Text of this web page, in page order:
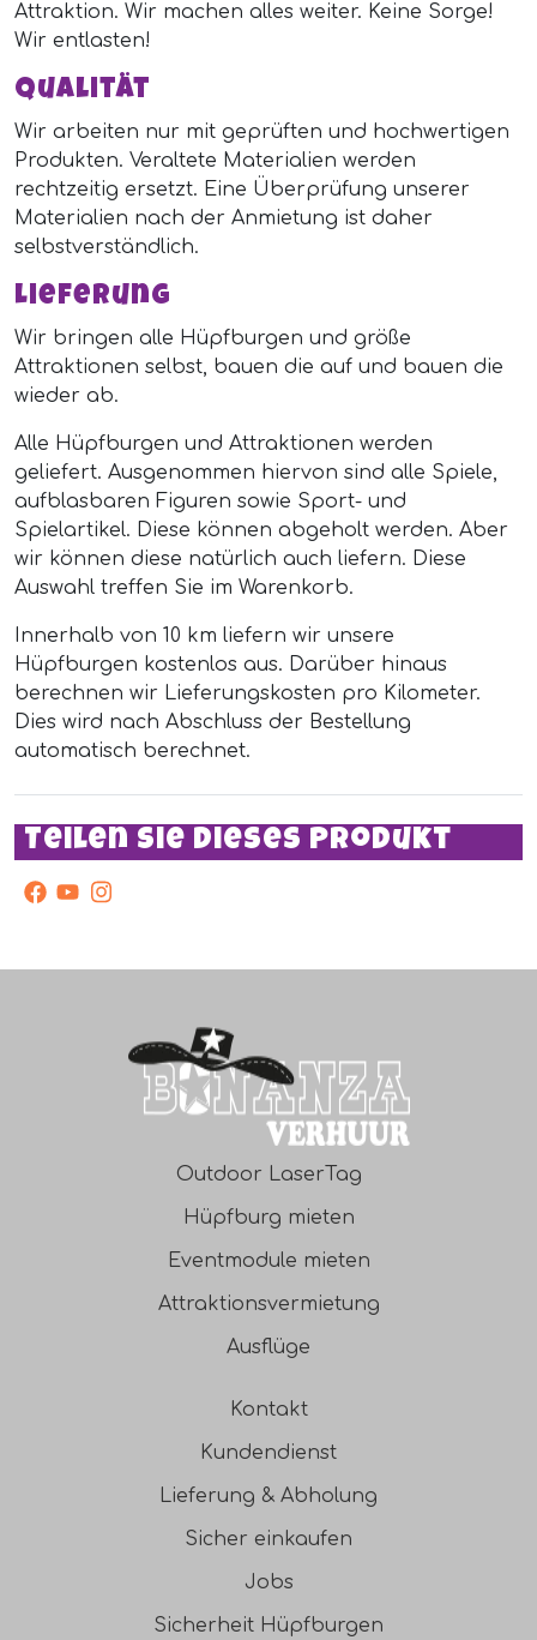
Attraktion. Wir machen alles weiter. Keine Sorge!
Wir entlasten!
Qualität
Wir arbeiten nur mit geprüften und hochwertigen
Produkten. Veraltete Materialien werden
rechtzeitig ersetzt. Eine Überprüfung unserer
Materialien nach der Anmietung ist daher
selbstverständlich.
Lieferung
Wir bringen alle Hüpfburgen und größe
Attraktionen selbst, bauen die auf und bauen die
wieder ab.
Alle Hüpfburgen und Attraktionen werden
geliefert. Ausgenommen hiervon sind alle Spiele,
aufblasbaren Figuren sowie Sport- und
Spielartikel. Diese können abgeholt werden. Aber
wir können diese natürlich auch liefern. Diese
Auswahl treffen Sie im Warenkorb.
Innerhalb von 10 km liefern wir unsere
Hüpfburgen kostenlos aus. Darüber hinaus
berechnen wir Lieferungskosten pro Kilometer.
Dies wird nach Abschluss der Bestellung
automatisch berechnet.
Teilen Sie dieses Produkt
facebook
Youtube
Instagram
Outdoor LaserTag
Hüpfburg mieten
Eventmodule mieten
Attraktionsvermietung
Ausflüge
Kontakt
Kundendienst
Lieferung & Abholung
Sicher einkaufen
Jobs
Sicherheit Hüpfburgen